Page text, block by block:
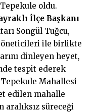
oldu.
İlçe Başkanı
Songül Tuğcu,
ile birlikte
dinleyen heyet,
tespit ederek
Tepekule Mahallesi
edilen mahalle
aralıksız süreceği